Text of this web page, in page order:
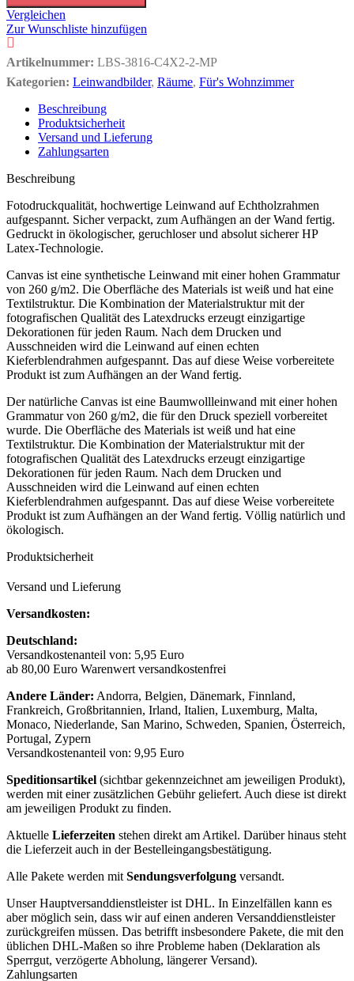
Vergleichen
Zur Wunschliste hinzufügen
Artikelnummer: LBS-3816-C4X2-2-MP
Kategorien: Leinwandbilder, Räume, Für's Wohnzimmer
Beschreibung
Produktsicherheit
Versand und Lieferung
Zahlungsarten
Beschreibung
Fotodruckqualität, hochwertige Leinwand auf Echtholzrahmen
aufgespannt. Sicher verpackt, zum Aufhängen an der Wand fertig.
Gedruckt in ökologischer, geruchloser und absolut sicherer HP
Latex-Technologie.
Canvas ist eine synthetische Leinwand mit einer hohen Grammatur
von 260 g/m2. Die Oberfläche des Materials ist weiß und hat eine
Textilstruktur. Die Kombination der Materialstruktur mit der
fotografischen Qualität des Latexdrucks erzeugt einzigartige
Dekorationen für jeden Raum. Nach dem Drucken und
Ausschneiden wird die Leinwand auf einen echten
Kieferblendrahmen aufgespannt. Das auf diese Weise vorbereitete
Produkt ist zum Aufhängen an der Wand fertig.
Der natürliche Canvas ist eine Baumwollleinwand mit einer hohen
Grammatur von 260 g/m2, die für den Druck speziell vorbereitet
wurde. Die Oberfläche des Materials ist weiß und hat eine
Textilstruktur. Die Kombination der Materialstruktur mit der
fotografischen Qualität des Latexdrucks erzeugt einzigartige
Dekorationen für jeden Raum. Nach dem Drucken und
Ausschneiden wird die Leinwand auf einen echten
Kieferblendrahmen aufgespannt. Das auf diese Weise vorbereitete
Produkt ist zum Aufhängen an der Wand fertig. Völlig natürlich und
ökologisch.
Produktsicherheit
Versand und Lieferung
Versandkosten:
Deutschland:
Versandkostenanteil von: 5,95 Euro
ab 80,00 Euro Warenwert versandkostenfrei
Andere Länder: Andorra, Belgien, Dänemark, Finnland,
Frankreich, Großbritannien, Irland, Italien, Luxemburg, Malta,
Monaco, Niederlande, San Marino, Schweden, Spanien, Österreich,
Portugal, Zypern
Versandkostenanteil von: 9,95 Euro
Speditionsartikel (sichtbar gekennzeichnet am jeweiligen Produkt),
werden mit einer zusätzlichen Gebühr geliefert. Auch diese ist direkt
am jeweiligen Produkt zu finden.
Aktuelle Lieferzeiten stehen direkt am Artikel. Darüber hinaus steht
die Lieferzeit auch in der Bestelleingangsbestätigung.
Alle Pakete werden mit Sendungsverfolgung versandt.
Unser Hauptversanddienstleister ist DHL. In Einzelfällen kann es
aber möglich sein, dass wir auf einen anderen Versanddienstleister
zurückgreifen müssen. Das betrifft insbesondere Pakete, die mit den
üblichen DHL-Maßen so ihre Probleme haben (Deklaration als
Sperrgut, verzögerte Abholung, längerer Versand).
Zahlungsarten